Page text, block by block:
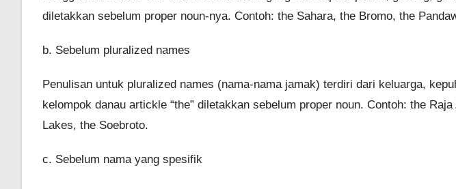
diletakkan sebelum proper noun-nya. Contoh: the Sahara, the Bromo, the
b. Sebelum pluralized names
Penulisan untuk pluralized names (nama-nama jamak) terdiri dari keluarga,
kelompok danau artickle “the” diletakkan sebelum proper noun. Contoh: the
Lakes, the Soebroto.
c. Sebelum nama yang spesifik